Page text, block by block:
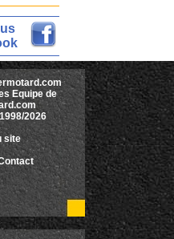
Equipe de
2026
site